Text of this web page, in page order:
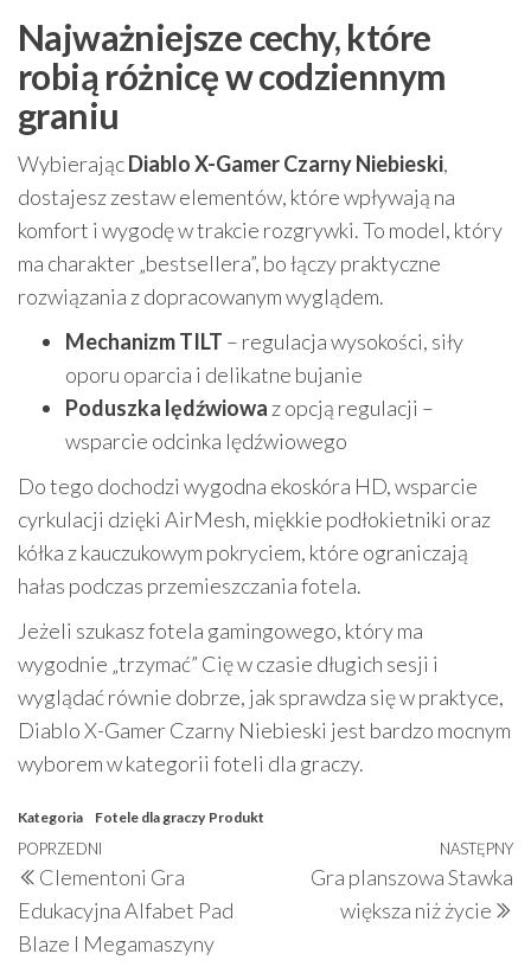
Najważniejsze cechy, które
robią różnicę w codziennym
graniu
WybierającDiablo X-Gamer Czarny Niebieski,
dostajesz zestaw elementów, które wpływają na
komfort i wygodę w trakcie rozgrywki. To model, który
ma charakter „bestsellera”, bo łączy praktyczne
rozwiązania z dopracowanym wyglądem.
Mechanizm TILT – regulacja wysokości, siły
oporu oparcia i delikatne bujanie
Poduszka lędźwiowa z opcją regulacji –
wsparcie odcinka lędźwiowego
Do tego dochodzi wygodna ekoskóra HD, wsparcie
cyrkulacji dzięki AirMesh, miękkie podłokietniki oraz
kółka z kauczukowym pokryciem, które ograniczają
hałas podczas przemieszczania fotela.
Jeżeli szukasz fotela gamingowego, który ma
wygodnie „trzymać” Cię w czasie długich sesji i
wyglądać równie dobrze, jak sprawdza się w praktyce,
Diablo X-Gamer Czarny Niebieski jest bardzo mocnym
wyborem w kategorii foteli dla graczy.
Kategoria Fotele dla graczy Produkt
Nawigacja
wpisu
Poprzedni
wpis
POPRZEDNI
Clementoni Gra
Edukacyjna Alfabet Pad
Blaze I Megamaszyny
NASTĘPNY
Gra planszowa Stawka
większa niż życie